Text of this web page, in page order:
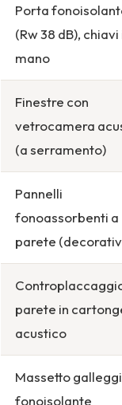
Porta
(Rw 38 dB), chiavi
mano
Finestre con
vetrocamera
(a serramento)
Pannelli
fonoassorbenti a
parete
parete in
acustico
Massetto
fonoisolante